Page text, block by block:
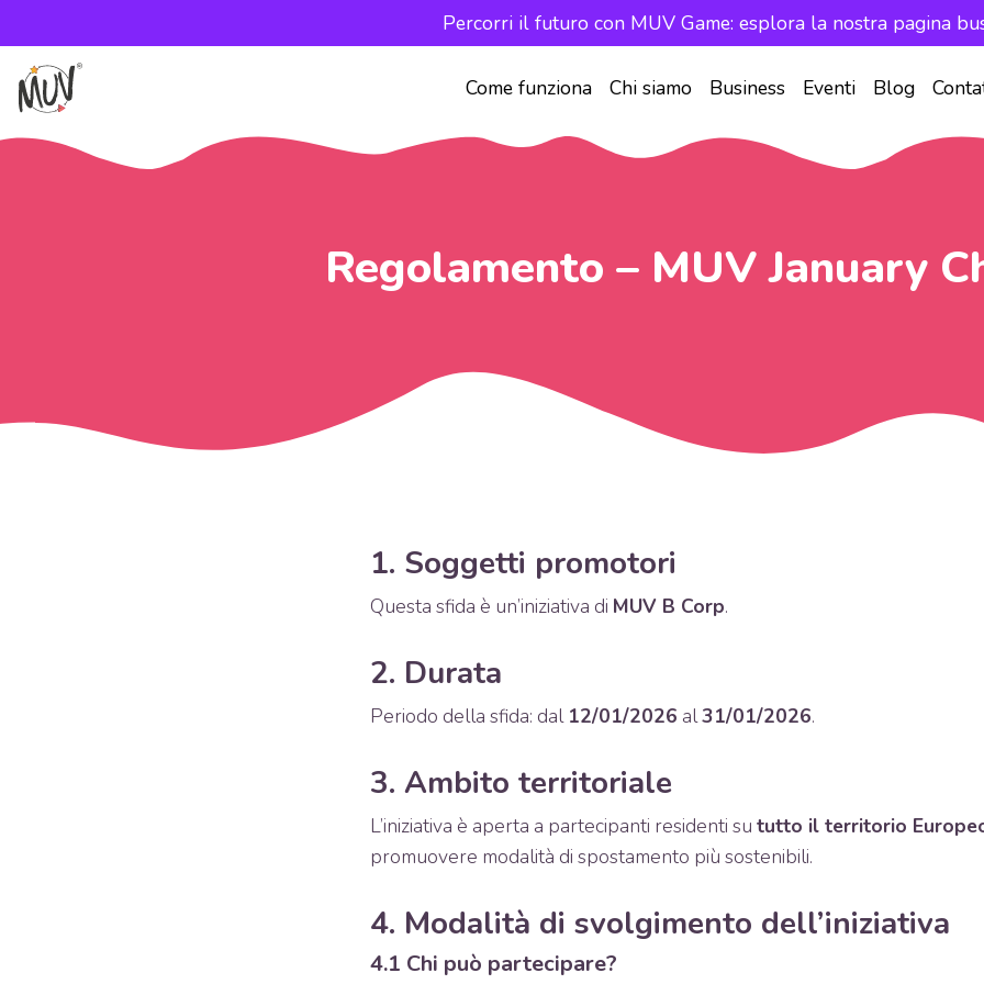
Percorri il futuro con MUV Game: esplora la nostra pagina
Come funziona Chi siamo Business Eventi Blog
Regolamento – MUV January
1. Soggetti promotori
Questa sfida è un’iniziativa di MUV B Corp.
2. Durata
Periodo della sfida: dal 12/01/2026 al31/01/2026.
3. Ambito territoriale
L’iniziativa è aperta a partecipanti residenti su tutto il territorio
promuovere modalità di spostamento più sostenibili.
4. Modalità di svolgimento dell’iniziativa
4.1 Chi può partecipare?